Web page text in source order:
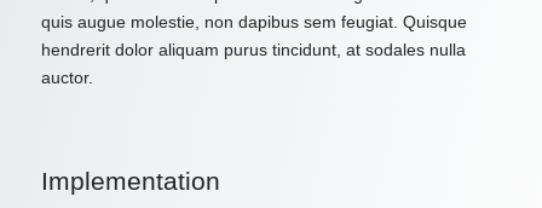
quis augue molestie, non dapibus sem feugiat. Quisque
hendrerit dolor aliquam purus tincidunt, at sodales nulla
auctor.
Implementation